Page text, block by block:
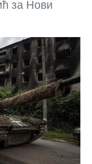
за Нови